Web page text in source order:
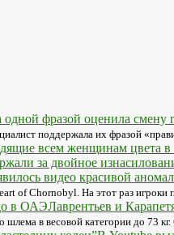
одной фразой оценила
поддержала их фразой
всем женщинам цвета в
за двойное
видео красивой
of Chornobyl. На этот раз
Лаврентьев и
в весовой категории до 73